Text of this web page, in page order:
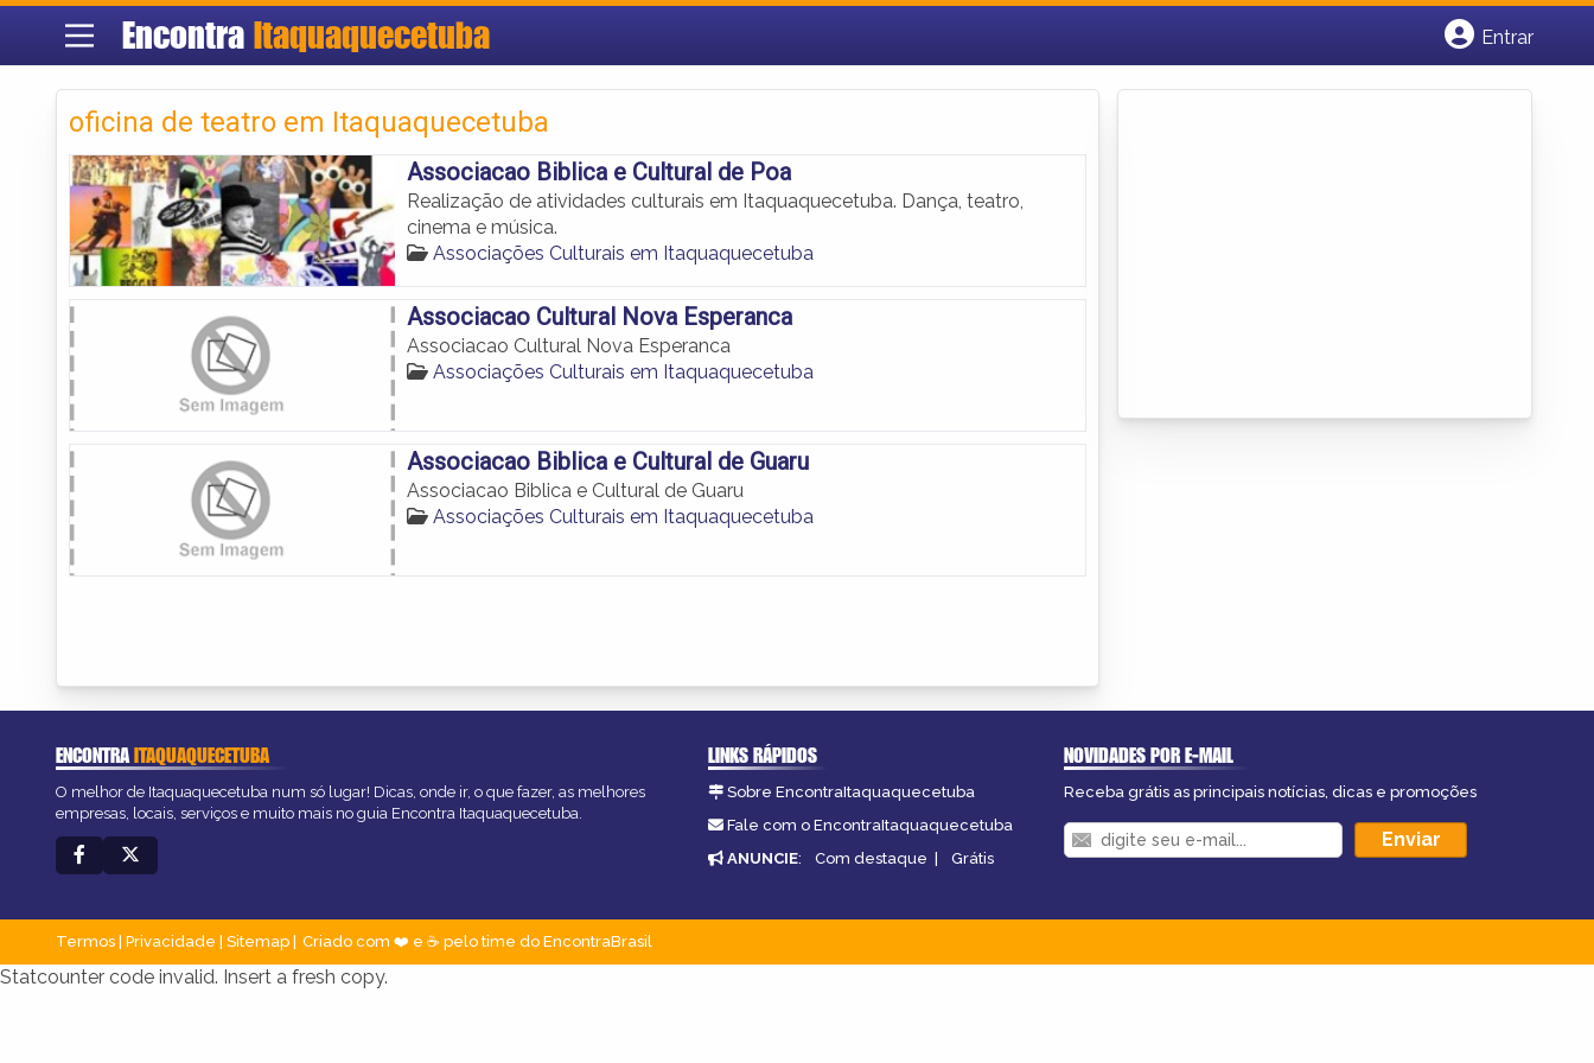
EncontraItaquaquecetuba
Entrar
oficina de teatro em Itaquaquecetuba
Associacao Biblica e Cultural de Poa
Realização de atividades culturais em Itaquaquecetuba. Dança, teatro,
cinema e música.
Associações Culturais em Itaquaquecetuba
Associacao Cultural Nova Esperanca
Associacao Cultural Nova Esperanca
Associações Culturais em Itaquaquecetuba
Associacao Biblica e Cultural de Guaru
Associacao Biblica e Cultural de Guaru
Associações Culturais em Itaquaquecetuba
ENCONTRAITAQUAQUECETUBA
O melhor de Itaquaquecetuba num só lugar! Dicas, onde ir, o que fazer, as melhores
empresas, locais, serviços e muito mais no guia Encontra Itaquaquecetuba.
LINKS RÁPIDOS
Sobre EncontraItaquaquecetuba
Fale com o EncontraItaquaquecetuba
ANUNCIE: Com destaque | Grátis
NOVIDADES POR E-MAIL
Receba grátis as principais notícias, dicas e promoções
Termos Privacidade Sitemap Criado com ❤️ e ☕ pelo time do EncontraBrasil
Statcounter code invalid. Insert a fresh copy.